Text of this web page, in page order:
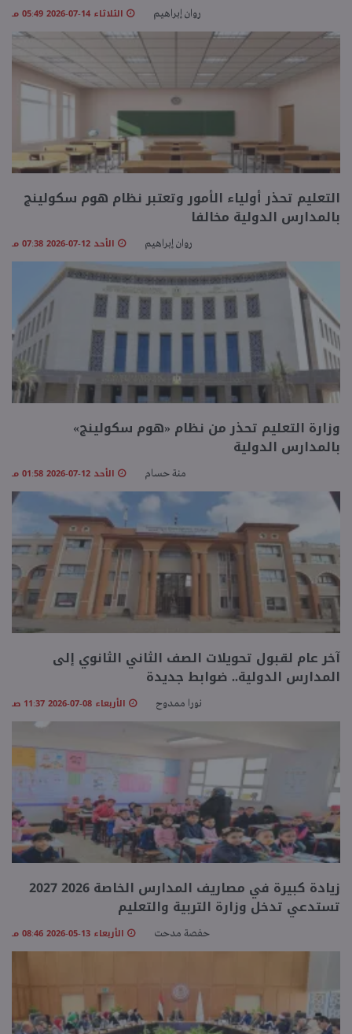
روان إبراهيم الثلاثاء 14-07-2026 05:49 مـ
التعليم تحذر أولياء الأمور وتعتبر نظام هوم سكولينج
بالمدارس الدولية مخالفا
روان إبراهيم الأحد 12-07-2026 07:38 مـ
وزارة التعليم تحذر من نظام «هوم سكولينج»
بالمدارس الدولية
منة حسام الأحد 12-07-2026 01:58 مـ
آخر عام لقبول تحويلات الصف الثاني الثانوي إلى
المدارس الدولية.. ضوابط جديدة
نورا ممدوح الأربعاء 08-07-2026 11:37 صـ
زيادة كبيرة في مصاريف المدارس الخاصة 2026 2027
تستدعي تدخل وزارة التربية والتعليم
حفصة مدحت الأربعاء 13-05-2026 08:46 مـ